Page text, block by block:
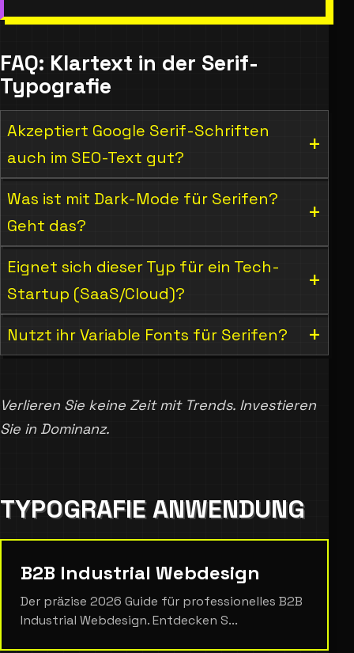
FAQ: Klartext in der Serif-
Typografie
Akzeptiert Google Serif-Schriften
auch im SEO-Text gut?
Was ist mit Dark-Mode für Serifen?
Geht das?
Eignet sich dieser Typ für ein Tech-
Startup (SaaS/Cloud)?
Nutzt ihr Variable Fonts für Serifen?
Verlieren Sie keine Zeit mit Trends. Investieren
Sie in Dominanz.
TYPOGRAFIE ANWENDUNG
B2B Industrial Webdesign
Der präzise 2026 Guide für professionelles B2B
Industrial Webdesign. Entdecken S...